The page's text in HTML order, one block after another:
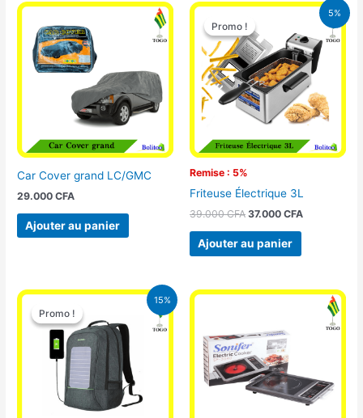
Car Cover grand LC/GMC
29.000CFA
Ajouter au panier
5%
Promo !
Remise : 5%
Promo !
Friteuse Électrique 3L
39.000CFA
Le
initial
était :
39.000 CFA.
37.000 CFA
Le
prix
actuel
est :
37.000 CFA.
Ajouter au panier
15%
Promo !
Promo !
Le
prix
initial
était :
29.500 CFA.
Le
prix
actuel